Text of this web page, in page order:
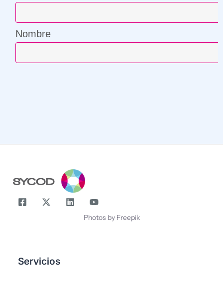
Nombre
Photos by Freepik
Servicios